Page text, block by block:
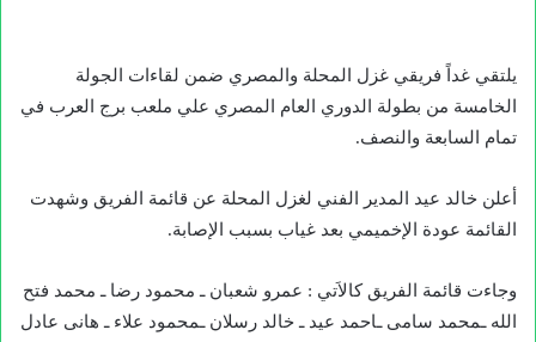
يلتقي غداً فريقي غزل المحلة والمصري ضمن لقاءات الجولة
الخامسة من بطولة الدوري العام المصري علي ملعب برج العرب في
تمام السابعة والنصف.
أعلن خالد عيد المدير الفني لغزل المحلة عن قائمة الفريق وشهدت
القائمة عودة الإخميمي بعد غياب بسبب الإصابة.
وجاءت قائمة الفريق كالاَتي : عمرو شعبان ـ محمود رضا ـ محمد فتح
الله ـمحمد سامى ـاحمد عيد ـ خالد رسلان ـمحمود علاء ـ هانى عادل